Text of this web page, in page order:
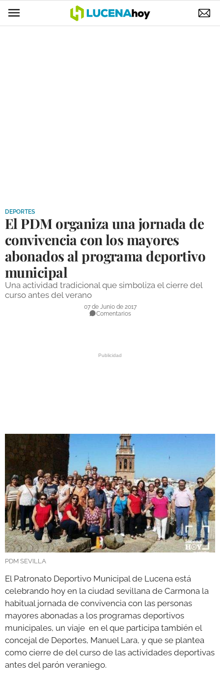
DEPORTES
COMPETICIONES
DEPORTE BASE
OPINIÓN
VENTANA CIUDADANA
NECROLÓGICAS
GALERÍAS
DEPORTES
El PDM organiza una jornada de
convivencia con los mayores
abonados al programa deportivo
municipal
Una actividad tradicional que simboliza el cierre del
curso antes del verano
07 de Junio de 2017
Comentarios
PDM SEVILLA
El Patronato Deportivo Municipal de Lucena está
celebrando hoy en la ciudad sevillana de Carmona la
habitual jornada de convivencia con las personas
mayores abonadas a los programas deportivos
municipales, un viaje en el que participa también el
concejal de Deportes, Manuel Lara, y que se plantea
como cierre de del curso de las actividades deportivas
antes del parón veraniego.